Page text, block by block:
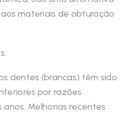
materiais de obturação
dentes (brancas) têm sido
por razões
Melhorias recentes